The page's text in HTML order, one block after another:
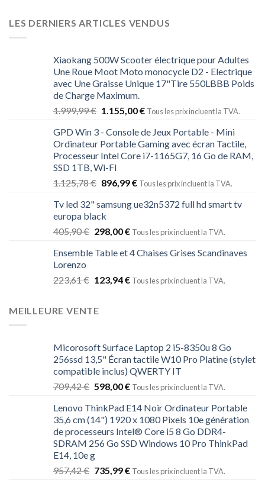
LES DERNIERS ARTICLES VENDUS
Xiaokang 500W Scooter électrique pour Adultes
Une Roue Moot Moto monocycle D2 - Electrique
avec Une Graisse Unique 17"Tire 550LBBB Poids
de Charge Maximum.
1.999,99€ 1.155,00€ Tous les prix incluent la TVA.
GPD Win 3 - Console de Jeux Portable - Mini
Ordinateur Portable Gaming avec écran Tactile,
Processeur Intel Core i7-1165G7, 16 Go de RAM,
SSD 1TB, Wi-FI
1.125,78€ 896,99€ Tous les prix incluent la TVA.
Tv led 32" samsung ue32n5372 full hd smart tv
europa black
405,90€ 298,00€ Tous les prix incluent la TVA.
Ensemble Table et 4 Chaises Grises Scandinaves
Lorenzo
223,61€ 123,94€ Tous les prix incluent la TVA.
MEILLEURE VENTE
Micorosoft Surface Laptop 2 i5-8350u 8 Go
256ssd 13,5" Écran tactile W10 Pro Platine (stylet
compatible inclus) QWERTY IT
709,42€ 598,00€ Tous les prix incluent la TVA.
Lenovo ThinkPad E14 Noir Ordinateur Portable
35,6 cm (14") 1920 x 1080 Pixels 10e génération
de processeurs Intel® Core i5 8 Go DDR4-
SDRAM 256 Go SSD Windows 10 Pro ThinkPad
E14, 10e g
957,42€ 735,99€ Tous les prix incluent la TVA.